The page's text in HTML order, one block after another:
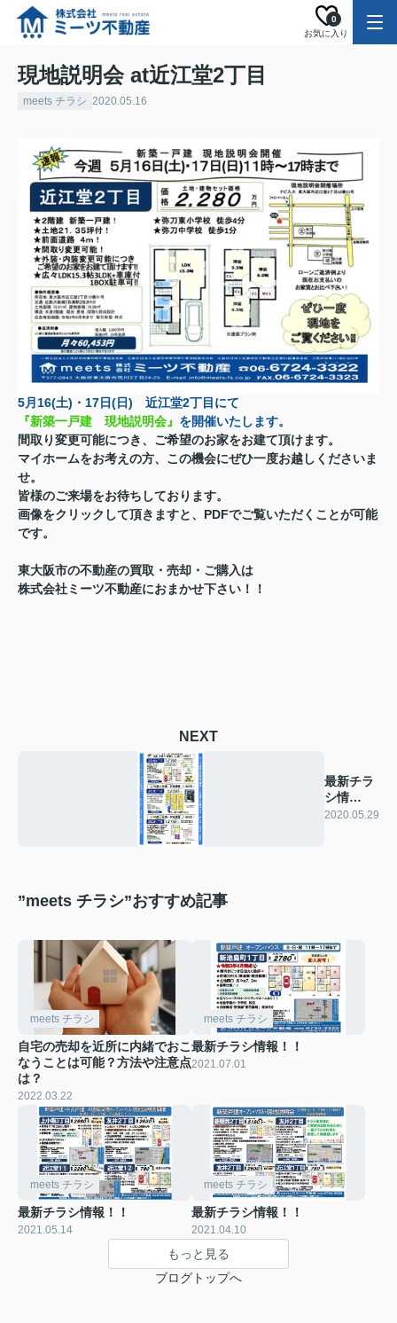
お気に入り
0
現地説明会 at近江堂2丁目
meets チラシ 2020.05.16
5月16(土)・17日(日) 近江堂2丁目にて
『新築一戸建 現地説明会』 を開催いたします。
間取り変更可能につき、ご希望のお家をお建て頂けます。
マイホームをお考えの方、この機会にぜひ一度お越しくださいま
せ。
皆様のご来場をお待ちしております。
画像をクリックして頂きますと、PDFでご覧いただくことが可能
です。
東大阪市の不動産の買取・売却・ご購入は
株式会社ミーツ不動産におまかせ下さい！！
NEXT
最新チラ
シ情
報！！
2020.05.29
”meets チラシ”おすすめ記事
meets チラシ
自宅の売却を近所に内緒でおこ
なうことは可能？方法や注意点
は？
2022.03.22
meets チラシ
最新チラシ情報！！
2021.07.01
meets チラシ
最新チラシ情報！！
2021.05.14
meets チラシ
最新チラシ情報！！
2021.04.10
もっと見る
ブログトップへ